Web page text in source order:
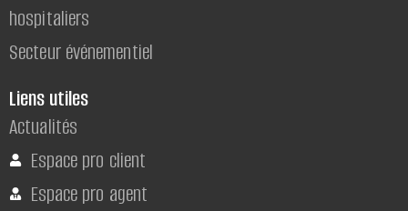
hospitaliers
Secteur événementiel
Liens utiles
Actualités
Espace pro client
Espace pro agent